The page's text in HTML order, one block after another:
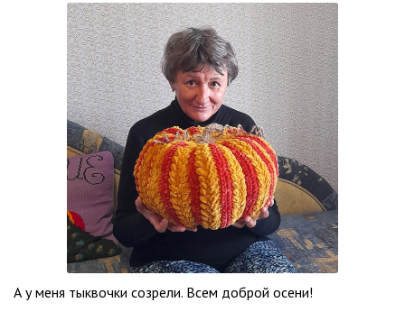
А у меня тыквочки созрели. Всем доброй осени!